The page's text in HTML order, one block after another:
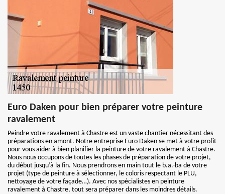
Euro Daken pour bien préparer votre peinture
ravalement
Peindre votre ravalement à Chastre est un vaste chantier nécessitant des
préparations en amont. Notre entreprise Euro Daken se met à votre profit
pour vous aider à bien planifier la peinture de votre ravalement à Chastre.
Nous nous occupons de toutes les phases de préparation de votre projet,
du début jusqu’à la fin. Nous prendrons en main tout le b.a.-ba de votre
projet (type de peinture à sélectionner, le coloris respectant le PLU,
nettoyage de votre façade…). Avec nos spécialistes en peinture
ravalement à Chastre, tout sera préparer dans les moindres détails.